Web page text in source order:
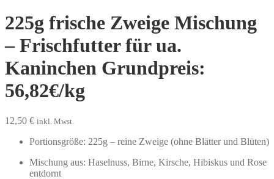
225g frische Zweige Mischung
– Frischfutter für ua.
Kaninchen Grundpreis:
56,82€/kg
12,50 € inkl. Mwst.
Portionsgröße: 225g – reine Zweige (ohne Blätter und Blüten)
Mischung aus: Haselnuss, Birne, Kirsche, Hibiskus und Rose
entdornt